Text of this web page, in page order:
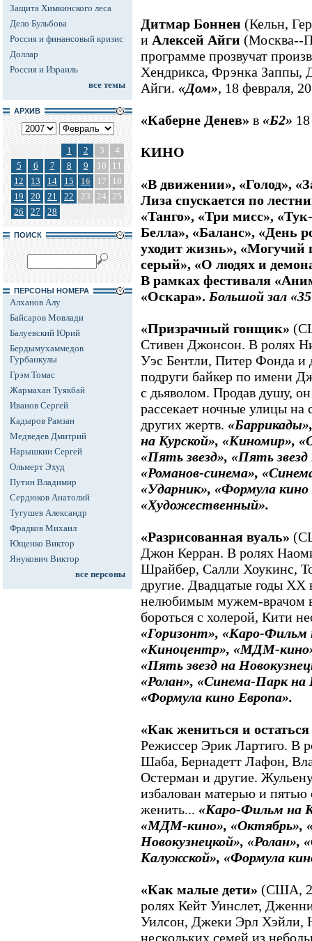
Защита Химкинского леса
Дело Бульбова
Россия и финансовый кризис
Доллар
Россия и Израиль
все темы
АРХИВ
1 2 3
4
5
6 7 8 9 10
11
12
13 14 15 16 17
18
19
20 21 22 23 24 25
26
27 28
ПОИСК
ПЕРСОНЫ НОМЕРА
Алханов Алу
Байсаров Мовлади
Балуевский Юрий
Бердымухаммедов
Гурбанкулы
Грэм Томас
Жармахан Туякбай
Иванов Сергей
Кадыров Рамзан
Медведев Дмитрий
Нарышкин Сергей
Ольмерт Эхуд
Путин Владимир
Сердюков Анатолий
Тугушев Александр
Фрадков Михаил
Ющенко Виктор
Янукович Виктор
все персоны
Дитмар Боннен (Кельн,
и Алексей Айги (Москва--
программе прозвучат
Хендрикса, Фрэнка Заппы,
Айги. «Дом», 18 февраля,
«Каберне Денев» в «Б2»
КИНО
«В движении», «Голод»,
Лиза спускается по
«Танго», «Три мисс»,
Белла», «Баланс», «День
уходит жизнь», «Могучий
серый», «О людях и
В рамках фестиваля
«Оскара». Большой зал
«Призрачный гонщик»
Стивен Джонсон. В ролях
Уэс Бентли, Питер Фонда и
подруги байкер по имени
с дьяволом. Продав душу,
рассекает ночные улицы на
других жертв.
на Курской», «Киномир»,
«Пять звезд», «Пять звезд
«Романов-синема»,
«Ударник», «Формула кино
«Художественный».
«Разрисованная вуаль»
Джон Керран. В ролях
Шрайбер, Салли Хоукинс,
другие. Двадцатые годы ХХ
нелюбимым мужем-врачом
бороться с холерой, Кити
«Горизонт», «Каро-Фильм
«Киноцентр», «МДМ-
«Пять звезд на
«Ролан», «Синема-Парк
«Формула кино Европа».
«Как жениться и
Режиссер Эрик Лартиго. В
Шаба, Бернадетт Лафон,
Остерман и другие.
избалован матерью и
женить... «Каро-Фильм на
«МДМ-кино», «Октябрь»,
Новокузнецкой», «Ролан»,
Калужской», «Формула
«Как малые дети» (США,
ролях Кейт Уинслет,
Уилсон, Джеки Эрл Хэйли,
нескольких семей из